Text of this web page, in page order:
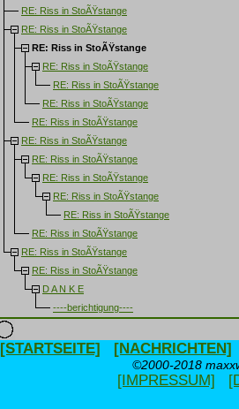
RE: Riss in StoÃŸstange
RE: Riss in StoÃŸstange
RE: Riss in StoÃŸstange
RE: Riss in StoÃŸstange
RE: Riss in StoÃŸstange
RE: Riss in StoÃŸstange
RE: Riss in StoÃŸstange
RE: Riss in StoÃŸstange
RE: Riss in StoÃŸstange
RE: Riss in StoÃŸstange
RE: Riss in StoÃŸstange
RE: Riss in StoÃŸstange
RE: Riss in StoÃŸstange
RE: Riss in StoÃŸstange
RE: Riss in StoÃŸstange
D A N K E
----berichtigung----
[STARTSEITE] [NACHRICHTEN]
©2000-2018
[IMPRESSUM]